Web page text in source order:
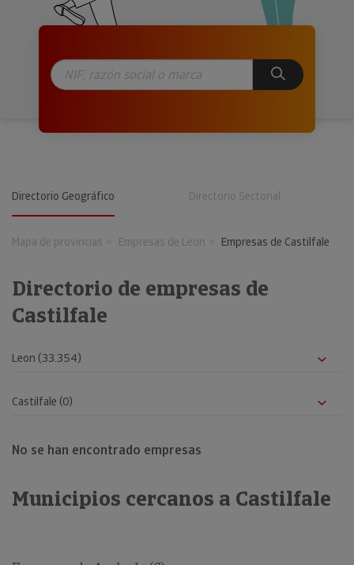
Directorio Geográfico Directorio Sectorial
Mapa de provincias Empresas de Leon Empresas de Castilfale
Directorio de empresas de
Castilfale
No se han encontrado empresas
Municipios cercanos a Castilfale